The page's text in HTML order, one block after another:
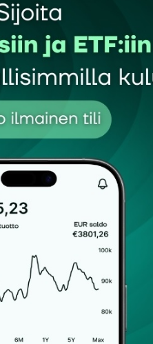
Sähköpostiosoitteesi